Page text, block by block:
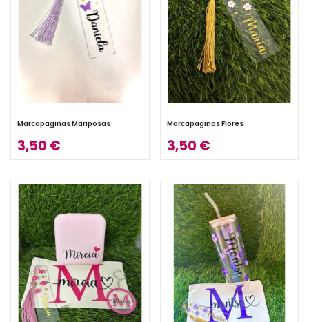
Marcapaginas Mariposas
3,50 €
Marcapaginas Flores
3,50 €